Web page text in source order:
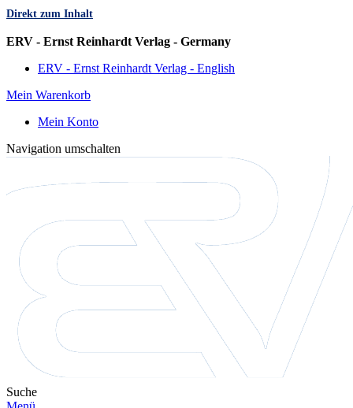
Direkt zum Inhalt
ERV - Ernst Reinhardt Verlag - Germany
ERV - Ernst Reinhardt Verlag - English
Mein Warenkorb
Mein Konto
Navigation umschalten
Suche